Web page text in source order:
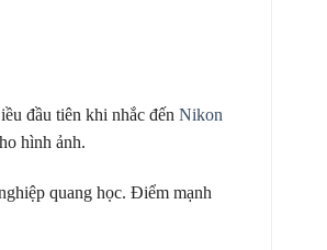
đầu tiên khi nhắc đến Nikon
hình ảnh.
quang học. Điểm mạnh